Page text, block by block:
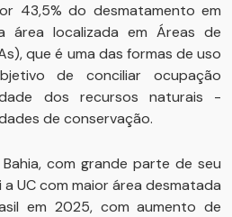
43,5% do desmatamento em
área localizada em Áreas de
que é uma das formas de uso
de conciliar ocupação
dos recursos naturais -
de conservação.
com grande parte de seu
UC com maior área desmatada
em 2025, com aumento de